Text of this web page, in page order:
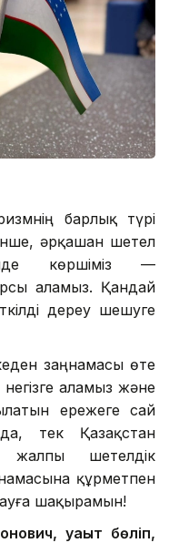
барлық түрі
әрқашан шетел
көршіміз —
аламыз. Қандай
дереу шешуге
заңнамасы өте
аламыз және
ережеге сай
тек Қазақстан
жалпы шетелдік
құрметпен
шақырамын!
уақыт бөліп,